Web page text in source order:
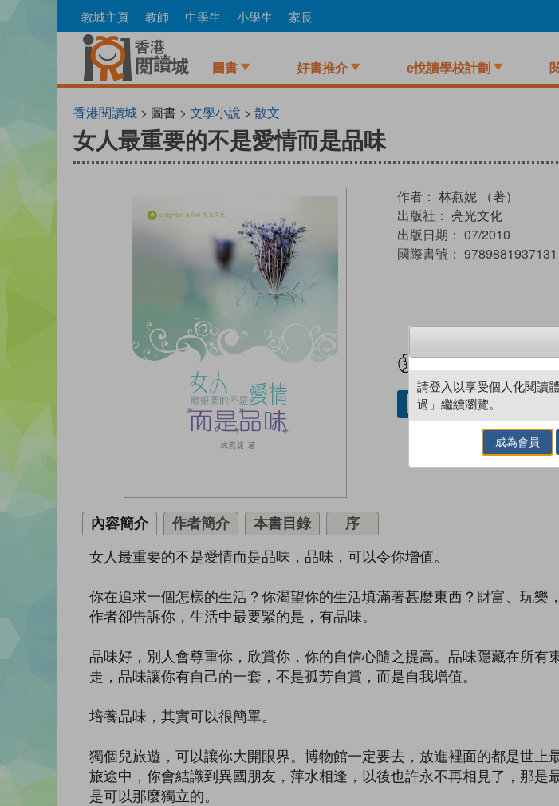
to
教城主頁 教師 中學生 小學生 家長
圖書 好書推介 e悅讀學校計劃
香港閱讀城 > 圖書 > 文學小說 > 散文
女人最重要的不是愛情而是品味
作者： 林燕妮 （著）
出版社： 亮光文化
出版日期： 07/2010
國際書號： 9789881937131
借閱實體書
內容簡介 作者簡介 本書目錄 序
女人最重要的不是愛情而是品味，品味，可以令你增值。
你在追求一個怎樣的生活？你渴望你的生活填滿著甚麼東西？財富、玩樂
作者卻告訴你，生活中最要緊的是，有品味。
品味好，別人會尊重你，欣賞你，你的自信心隨之提高。品味隱藏在所
走，品味讓你有自己的一套，不是孤芳自賞，而是自我增值。
培養品味，其實可以很簡單。
獨個兒旅遊，可以讓你大開眼界。博物館一定要去，放進裡面的都是世上
旅途中，你會結識到異國朋友，萍水相逢，以後也許永不再相見了，那
是可以那麼獨立的。
請登入以享受個人化閱讀
過」繼續瀏覽。
成為會員